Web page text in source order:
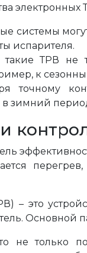
электронных
системы
испарителя.
такие ТРВ не
к
точному
зимний
– это
Основной
не только